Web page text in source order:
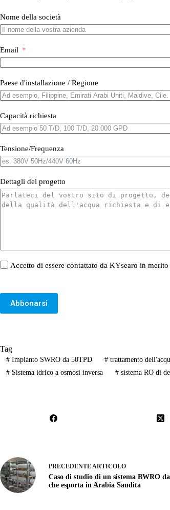
Nome della società
Email
Paese d'installazione / Regione
Capacità richiesta
Tensione/Frequenza
Dettagli del progetto
Accetto di essere contattato da KYsearo in
Abbonarsi
Tag
#Impianto SWRO da 50TPD #trattamento
#Sistema idrico a osmosi inversa #sistema RO di
PRECEDENTE ARTICOLO
Caso di studio di un sistema BWRO
che esporta in Arabia Saudita